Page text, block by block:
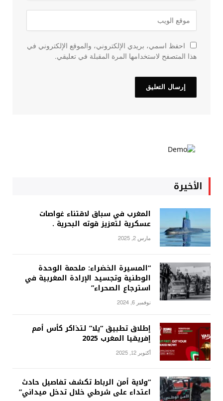
احفظ اسمي، بريدي الإلكتروني، والموقع الإلكتروني في
هذا المتصفح لاستخدامها المرة المقبلة في تعليقي.
الأخيرة
المغرب في سباق لاقتناء غواصات
عسكرية لتعزيز قوته البحرية .
مارس 2, 2025
“المسيرة الخضراء: ملحمة الوحدة
الوطنية وتجسيد الإرادة المغربية في
استرجاع الصحراء”
نوفمبر 6, 2024
إطلاق تطبيق “يلا” لتذاكر كأس أمم
إفريقيا المغرب 2025
أكتوبر 12, 2025
“ولاية أمن الرباط تكشف تفاصيل حادث
اعتداء على شرطي خلال تدخل ميداني”